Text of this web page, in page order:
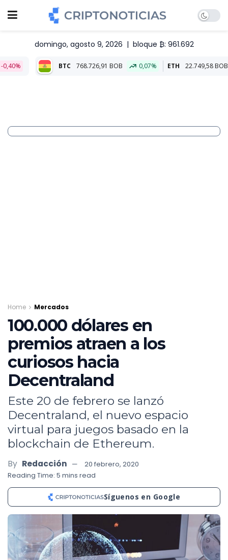
domingo, agosto 9, 2026 | bloque ₿: 961.692
BTC 768.726,91 BOB 0,07% ETH 22.749,58 BOB 0,03%
Home Mercados
100.000 dólares en
premios atraen a los
curiosos hacia
Decentraland
Este 20 de febrero se lanzó
Decentraland, el nuevo espacio
virtual para juegos basado en la
blockchain de Ethereum.
By Redacción
20 febrero, 2020
Reading Time: 5 mins read
Síguenos en Google